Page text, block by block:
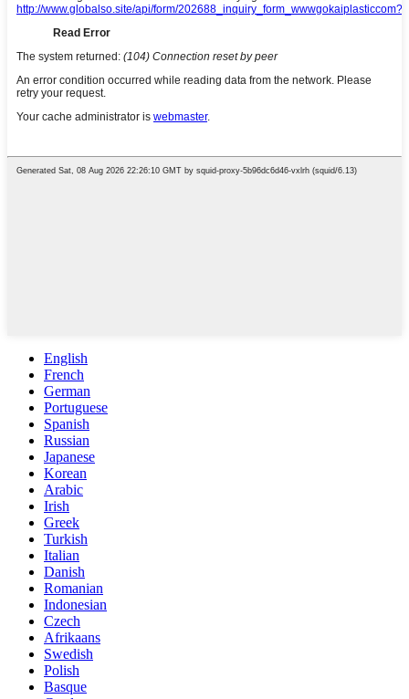
English
French
German
Portuguese
Spanish
Russian
Japanese
Korean
Arabic
Irish
Greek
Turkish
Italian
Danish
Romanian
Indonesian
Czech
Afrikaans
Swedish
Polish
Basque